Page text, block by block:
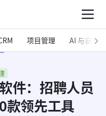
项目管理 AI 与自动化
件：招聘人员
款领先工具